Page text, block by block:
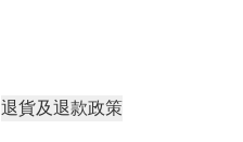
退貨及退款政策